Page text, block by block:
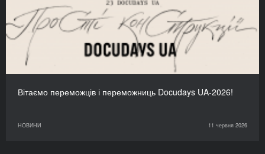
Вітаємо переможців і переможниць Docudays UA-2026!
НОВИНИ 11 червня 2026